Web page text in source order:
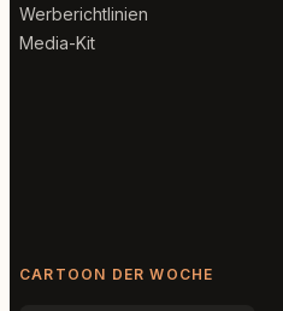
Werberichtlinien
Media-Kit
CARTOON DER WOCHE